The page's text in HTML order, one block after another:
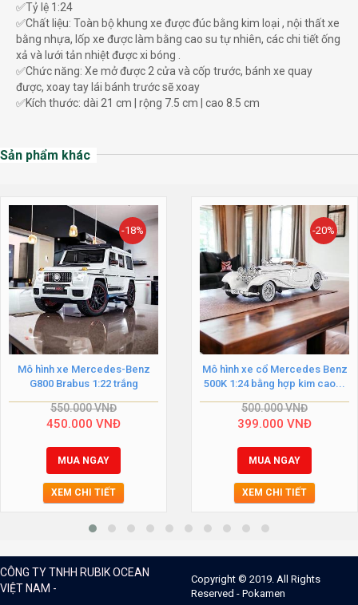
✅Tỷ lệ 1:24
✅Chất liệu: Toàn bộ khung xe được đúc bằng kim loại , nội thất xe
bằng nhựa, lốp xe được làm bằng cao su tự nhiên, các chi tiết ống
xả và lưới tản nhiệt được xi bóng .
✅Chức năng: Xe mở được 2 cửa và cốp trước, bánh xe quay
được, xoay tay lái bánh trước sẽ xoay
✅Kích thước: dài 21 cm | rộng 7.5 cm | cao 8.5 cm
Sản phẩm khác
-18%
Mô hình xe Mercedes-Benz
G800 Brabus 1:22 trắng
550.000VNĐ
450.000 VNĐ
MUA NGAY
XEM CHI TIẾT
-20%
Mô hình xe cổ Mercedes Benz
500K 1:24 bằng hợp kim cao...
500.000VNĐ
399.000 VNĐ
MUA NGAY
XEM CHI TIẾT
CÔNG TY TNHH RUBIK OCEAN
VIỆT NAM -
Copyright © 2019. All Rights
Reserved - Pokamen